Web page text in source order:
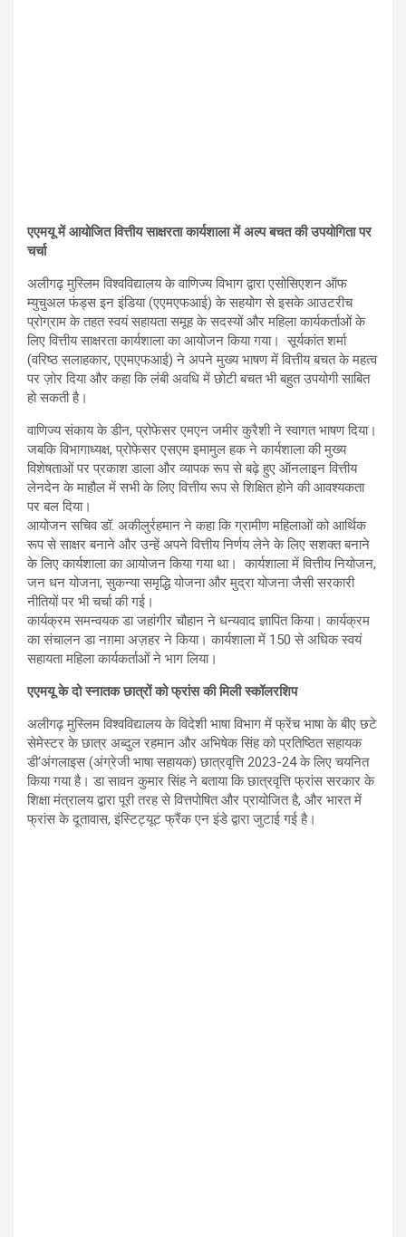
एएमयू में आयोजित वित्तीय साक्षरता कार्यशाला में अल्प बचत की उपयोगिता पर
चर्चा
अलीगढ़ मुस्लिम विश्वविद्यालय के वाणिज्य विभाग द्वारा एसोसिएशन ऑफ
म्युचुअल फंड्स इन इंडिया (एएमएफआई) के सहयोग से इसके आउटरीच
प्रोग्राम के तहत स्वयं सहायता समूह के सदस्यों और महिला कार्यकर्ताओं के
लिए वित्तीय साक्षरता कार्यशाला का आयोजन किया गया। सूर्यकांत शर्मा
(वरिष्ठ सलाहकार, एएमएफआई) ने अपने मुख्य भाषण में वित्तीय बचत के महत्व
पर ज़ोर दिया और कहा कि लंबी अवधि में छोटी बचत भी बहुत उपयोगी साबित
हो सकती है।
वाणिज्य संकाय के डीन, प्रोफेसर एमएन जमीर कुरैशी ने स्वागत भाषण दिया।
जबकि विभागाध्यक्ष, प्रोफेसर एसएम इमामुल हक ने कार्यशाला की मुख्य
विशेषताओं पर प्रकाश डाला और व्यापक रूप से बढ़े हुए ऑनलाइन वित्तीय
लेनदेन के माहौल में सभी के लिए वित्तीय रूप से शिक्षित होने की आवश्यकता
पर बल दिया।
आयोजन सचिव डॉ. अकीलुर्रहमान ने कहा कि ग्रामीण महिलाओं को आर्थिक
रूप से साक्षर बनाने और उन्हें अपने वित्तीय निर्णय लेने के लिए सशक्त बनाने
के लिए कार्यशाला का आयोजन किया गया था। कार्यशाला में वित्तीय नियोजन,
जन धन योजना, सुकन्या समृद्धि योजना और मुद्रा योजना जैसी सरकारी
नीतियों पर भी चर्चा की गई।
कार्यक्रम समन्वयक डा जहांगीर चौहान ने धन्यवाद ज्ञापित किया। कार्यक्रम
का संचालन डा नग़मा अज़हर ने किया। कार्यशाला में 150 से अधिक स्वयं
सहायता महिला कार्यकर्ताओं ने भाग लिया।
एएमयू के दो स्नातक छात्रों को फ्रांस की मिली स्कॉलरशिप
अलीगढ़ मुस्लिम विश्वविद्यालय के विदेशी भाषा विभाग में फ्रेंच भाषा के बीए छटे
सेमेस्टर के छात्र अब्दुल रहमान और अभिषेक सिंह को प्रतिष्ठित सहायक
डी‘अंगलाइस (अंग्रेजी भाषा सहायक) छात्रवृत्ति 2023-24 के लिए चयनित
किया गया है। डा सावन कुमार सिंह ने बताया कि छात्रवृत्ति फ्रांस सरकार के
शिक्षा मंत्रालय द्वारा पूरी तरह से वित्तपोषित और प्रायोजित है, और भारत में
फ्रांस के दूतावास, इंस्टिट्यूट फ्रैंक एन इंडे द्वारा जुटाई गई है।